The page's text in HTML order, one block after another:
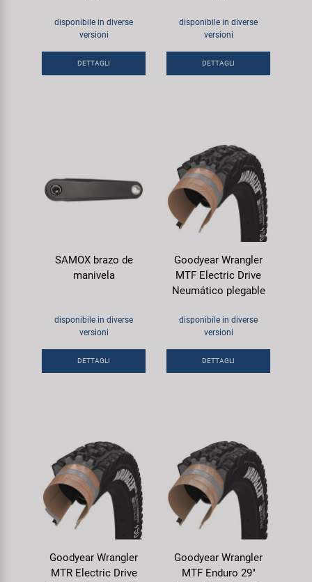
disponibile in diverse
versioni
DETTAGLI
disponibile in diverse
versioni
DETTAGLI
SAMOX brazo de
manivela
disponibile in diverse
versioni
DETTAGLI
Goodyear Wrangler
MTF Electric Drive
Neumático plegable
disponibile in diverse
versioni
DETTAGLI
Goodyear Wrangler
MTR Electric Drive
Goodyear Wrangler
MTF Enduro 29"